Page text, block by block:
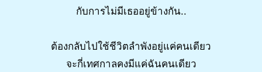
กับการไม่มีเธออยู่ข้างกัน..
ต้องกลับไปใช้ชีวิตลำพังอยู่แค่คนเดียว
จะกี่เทศกาลคงมีแค่ฉันคนเดียว